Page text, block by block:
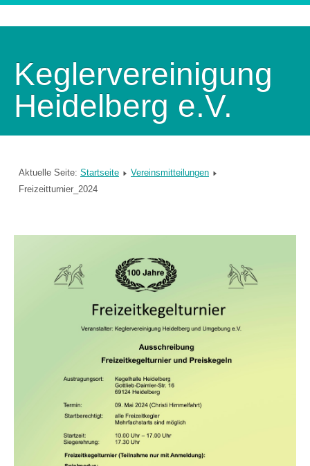
Keglervereinigung
Heidelberg e.V.
Aktuelle Seite: Startseite
Vereinsmitteilungen
Freizeitturnier_2024